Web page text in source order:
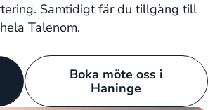
Samtidigt får du tillgång till
Talenom.
Boka möte oss i
Haninge